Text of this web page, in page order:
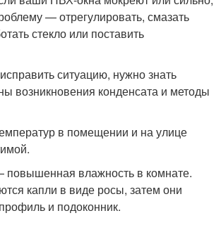
— отрегулировать, смазать
стекло или поставить
ситуацию, нужно знать
возникновения конденсата и методы
в помещении и на улице
повышенная влажность в комнате.
капли в виде росы, затем они
и подоконник.